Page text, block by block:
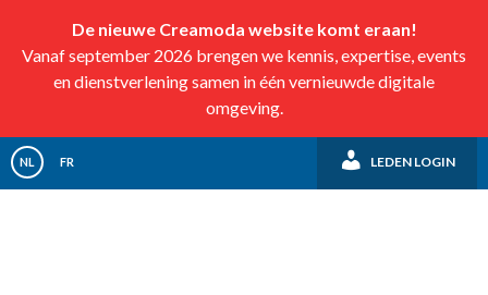
De nieuwe Creamoda website komt eraan!
Vanaf september 2026 brengen we kennis, expertise, events
en dienstverlening samen in één vernieuwde digitale
omgeving.
NL FR LEDEN LOGIN